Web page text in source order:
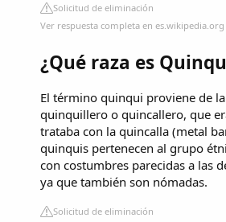
Solicitud de eliminación
Ver respuesta completa en es.wikipedia.org
¿Qué raza es
El término quinqui proviene de
quinquillero o quincallero, que
trataba con la quincalla (metal
quinquis pertenecen al grupo
con costumbres parecidas a las
ya que también son nómadas.
Solicitud de eliminación